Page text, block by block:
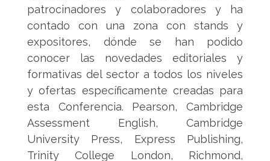
patrocinadores y colaboradores y ha
contado con una zona con stands y
expositores, dónde se han podido
conocer las novedades editoriales y
formativas del sector a todos los niveles
y ofertas específicamente creadas para
esta Conferencia. Pearson, Cambridge
Assessment English, Cambridge
University Press, Express Publishing,
Trinity College London, Richmond,